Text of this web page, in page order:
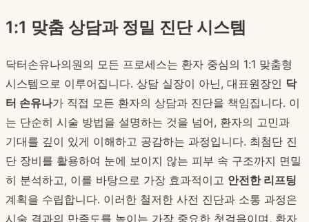
1:1 맞춤 상담과 정밀 진단 시스템
닥터손유나의원의 모든 프로세스는 환자 중심의 1:1 맞춤형
시스템으로 이루어집니다. 상담 실장이 아닌, 대표원장인 닥
터 손유나가 직접 모든 환자의 상담과 진단을 책임집니다. 이
는 단순히 시술 방법을 설명하는 것을 넘어, 환자의 고민과
기대를 깊이 있게 이해하고 공감하는 과정입니다. 최첨단 진
단 장비를 활용하여 눈에 보이지 않는 피부 속 구조까지 면밀
히 분석하고, 이를 바탕으로 가장 효과적이고 안전한 리프팅
계획을 수립합니다. 이러한 철저한 사전 진단과 소통 과정은
시술 결과의 만족도를 높이는 가장 중요한 첫걸음이며, 환자